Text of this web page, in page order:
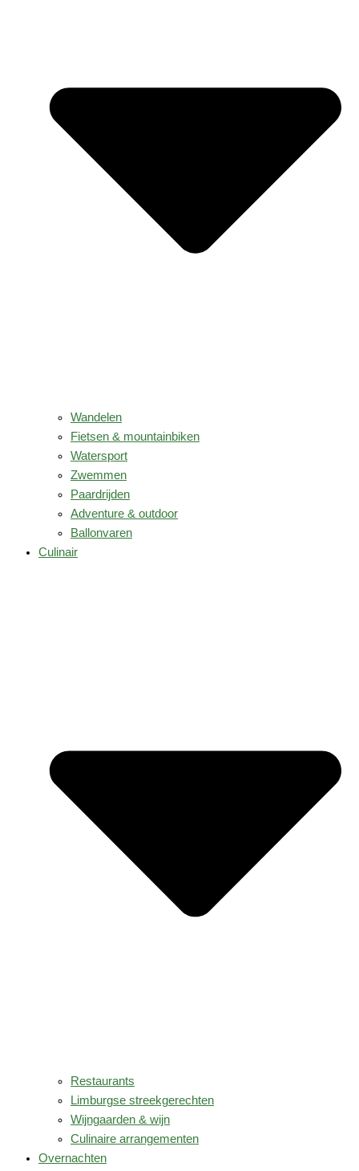
Wandelen
Fietsen & mountainbiken
Watersport
Zwemmen
Paardrijden
Adventure & outdoor
Ballonvaren
Culinair
Restaurants
Limburgse streekgerechten
Wijngaarden & wijn
Culinaire arrangementen
Overnachten